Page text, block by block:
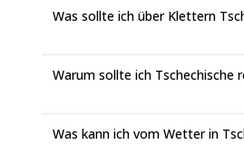
Was sollte ich über Klettern
Warum sollte ich Tschechische
Was kann ich vom Wetter in